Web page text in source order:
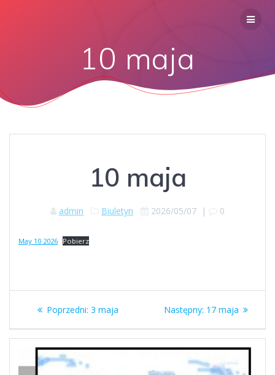
10 maja
10 maja
admin Biuletyn 2026/05/07 | 0
May 10 2026 Pobierz
Nawigacja
wpisu
Poprzedni: Poprzedni
3 maja Następny: Następny
17 maja